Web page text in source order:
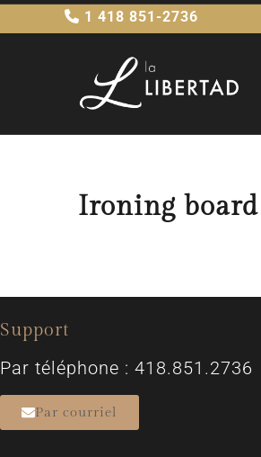
1 418 851-2736
Ironing
Support
Par téléphone : 418.851.2736
Par courriel